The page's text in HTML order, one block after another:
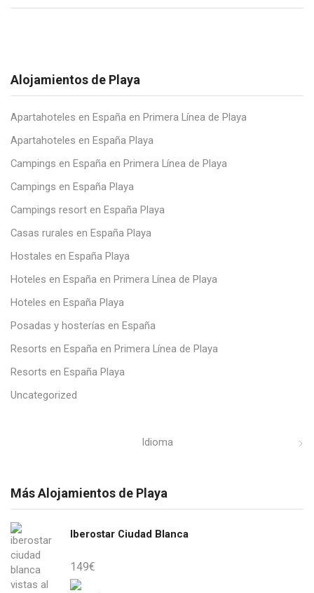
Alojamientos de Playa
Apartahoteles en España en Primera Línea de Playa
Apartahoteles en España Playa
Campings en España en Primera Línea de Playa
Campings en España Playa
Campings resort en España Playa
Casas rurales en España Playa
Hostales en España Playa
Hoteles en España en Primera Línea de Playa
Hoteles en España Playa
Posadas y hosterías en España
Resorts en España en Primera Línea de Playa
Resorts en España Playa
Uncategorized
Idioma
Más Alojamientos de Playa
Iberostar Ciudad Blanca
149€